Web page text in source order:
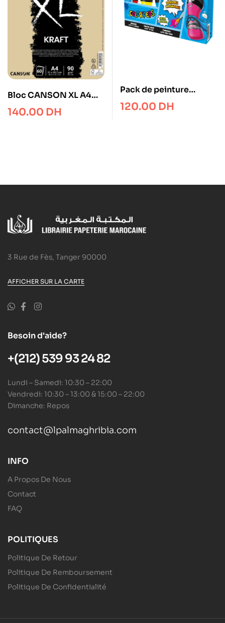
Bloc CANSON XL A4
Kraft 90gr 60F
140.00 DH
Pack de peinture
gouaches ultra lavable
x6 MAPED
120.00 DH
3 Rue de Fès, Tanger 90000
AFFICHER SUR LA CARTE
Besoin d'aide?
+(212) 539 93 24 82
Lundi – Samedi: 10:30 – 22:00
Vendredi: 10:30 – 13:00 & 15:00 – 22:00
Dimanche: Repos
contact@lpalmaghribia.com
INFO
A Propos De Nous
Contact
FAQ
POLITIQUES
Politique De Retour
Politique De Remboursement
Politique De Confidentialité